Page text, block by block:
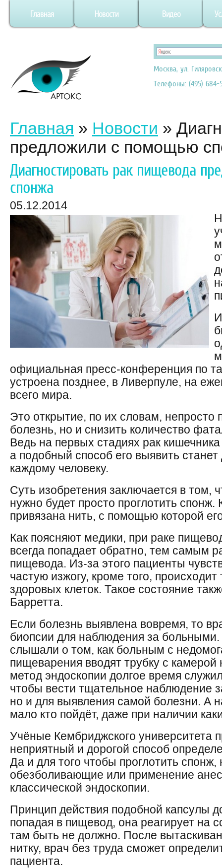
Главная Новости Видео
Москва, ул.
Телефоны: (495) 684-
Главная » Новости »
предложили с помощью
Диагностировать рак пищевода
спонжа
05.12.2014
официальная пресс-конференция по
устроена позднее, в Ливерпуле, на
всего мира.
Это открытие, по их словам, непросто
болезнь, но и снизить количество
Ведь на первых стадиях рак
а подобный способ его выявить станет
каждому человеку.
Суть изобретения заключается в том,
нужно будет просто проглотить спонж.
привязана нить, с помощью которой
Как поясняют медики, при раке
всегда попадает обратно, тем самым
пищевода. Из-за этого пациенты
частую изжогу, кроме того,
здоровых клеток. Такое состояние
Барретта.
Если болезнь выявлена вовремя, то
биопсии для наблюдения за
слышали о том, как больным с
пищеварения вводят трубку с
метод эндоскопии долгое время
чтобы вести тщательное наблюдение
но и для выявления самой болезни. А
мало кто пойдёт, даже при наличии
Учёные Кембриджского университета
неприятный и дорогой способ
Да и для того чтобы проглотить спонж,
обезболивающие или применение
классической эндоскопии.
Принцип действия подобной капсулы
попадая в пищевод, она реагирует на
там быть не должно. После
нитку, врач без труда сможет
пациента.